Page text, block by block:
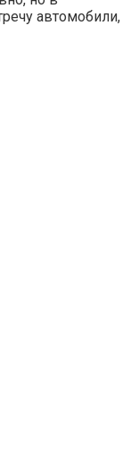
автомобили,